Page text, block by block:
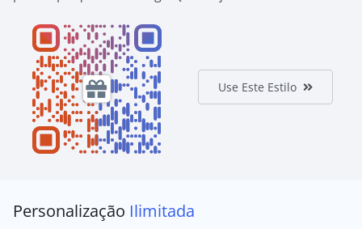
Use Este Estilo
Personalização Ilimitada